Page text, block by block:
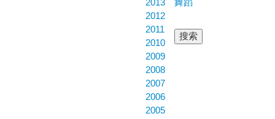
2013
2012
2011
2010
2009
2008
2007
2006
2005
舞蹈